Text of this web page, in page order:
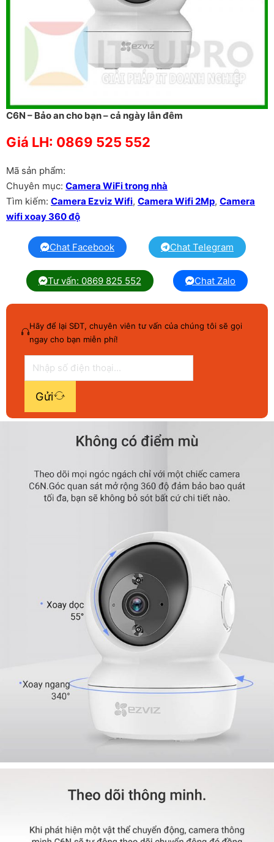
C6N – Bảo an cho bạn – cả ngày lẫn đêm
Giá LH: 0869 525 552
Mã sản phẩm:
Chuyên mục: Camera WiFi trong nhà
Tìm kiếm: Camera Ezviz Wifi, Camera Wifi 2Mp, Camera
wifi xoay 360 độ
Chat Facebook Chat Telegram
Tư vấn: 0869 825 552 Chat Zalo
Hãy để lại SĐT, chuyên viên tư vấn của chúng tôi sẽ gọi
ngay cho bạn miễn phí!
Gửi